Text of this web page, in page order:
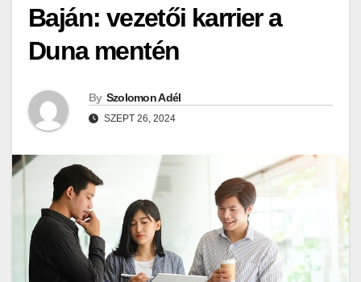
Baján: vezetői karrier a
Duna mentén
By Szolomon Adél
SZEPT 26, 2024